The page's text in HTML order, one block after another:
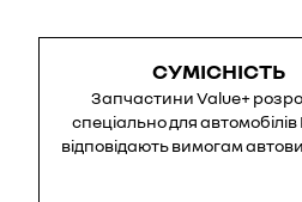
СУМІСНІСТЬ
Запчастини Value+
спеціально для автомобілів
відповідають вимогам